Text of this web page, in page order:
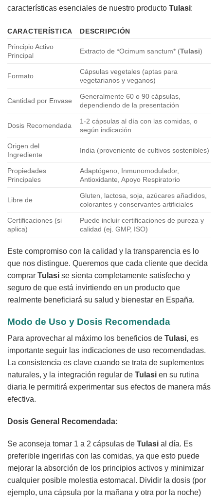
características esenciales de nuestro producto Tulasi:
CARACTERÍSTICA
DESCRIPCIÓN
Principio Activo
Principal
Extracto de *Ocimum sanctum* (Tulasi)
Formato
Cápsulas vegetales (aptas para
vegetarianos y veganos)
Cantidad por Envase
Generalmente 60 o 90 cápsulas,
dependiendo de la presentación
Dosis Recomendada
1-2 cápsulas al día con las comidas, o
según indicación
Origen del
Ingrediente
India (proveniente de cultivos sostenibles)
Propiedades
Principales
Adaptógeno, Inmunomodulador,
Antioxidante, Apoyo Respiratorio
Libre de
Gluten, lactosa, soja, azúcares añadidos,
colorantes y conservantes artificiales
Certificaciones (si
aplica)
Puede incluir certificaciones de pureza y
calidad (ej. GMP, ISO)
Este compromiso con la calidad y la transparencia es lo
que nos distingue. Queremos que cada cliente que decida
comprar Tulasi se sienta completamente satisfecho y
seguro de que está invirtiendo en un producto que
realmente beneficiará su salud y bienestar en España.
Modo de Uso y Dosis Recomendada
Para aprovechar al máximo los beneficios de Tulasi, es
importante seguir las indicaciones de uso recomendadas.
La consistencia es clave cuando se trata de suplementos
naturales, y la integración regular de Tulasi en su rutina
diaria le permitirá experimentar sus efectos de manera más
efectiva.
Dosis General Recomendada:
Se aconseja tomar 1 a 2 cápsulas de Tulasi al día. Es
preferible ingerirlas con las comidas, ya que esto puede
mejorar la absorción de los principios activos y minimizar
cualquier posible molestia estomacal. Dividir la dosis (por
ejemplo, una cápsula por la mañana y otra por la noche)